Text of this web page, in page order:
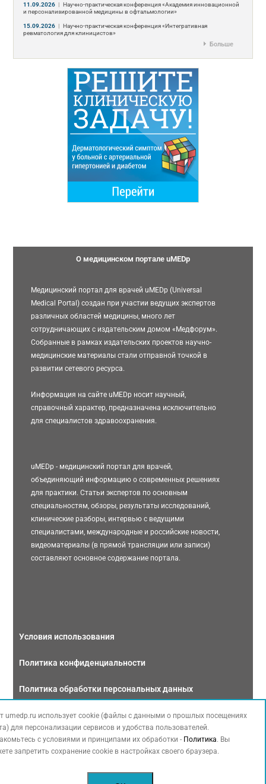
11.09.2026 | Научно-практическая конференция «Академия инновационной
и персонализированной медицины в офтальмологии»
15.09.2026 | Научно-практическая конференция «Интегративная
ревматология для клиницистов»
Больше
О медицинском портале uMEDp
Медицинский портал для врачей uMEDp (Universal
Medical Portal) создан при участии ведущих экспертов
различных областей медицины, много лет
сотрудничающих с издательским домом «Медфорум».
Собранные в рамках издательских проектов научно-
медицинские материалы стали отправной точкой в
развитии сетевого ресурса.
Информация на сайте uMEDp носит научный,
справочный характер, предназначена исключительно
для специалистов здравоохранения.
uMEDp - медицинский портал для врачей,
объединяющий информацию о современных решениях
для практики. Статьи экспертов по основным
специальностям, обзоры, результаты исследований,
клинические разборы, интервью с ведущими
специалистами, международные и российские новости,
видеоматериалы (в прямой трансляции или записи)
составляют основное содержание портала.
Условия использования
Политика конфиденциальности
Политика обработки персональных данных
Связаться с нами
umedp.ru использует cookie (файлы с данными о прошлых посещениях
для персонализации сервисов и удобства пользователей.
с условиями и принципами их обработки - Политика. Вы
запретить сохранение cookie в настройках своего браузера.